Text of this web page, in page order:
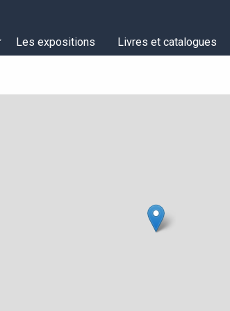
Les expositions Livres et catalogues